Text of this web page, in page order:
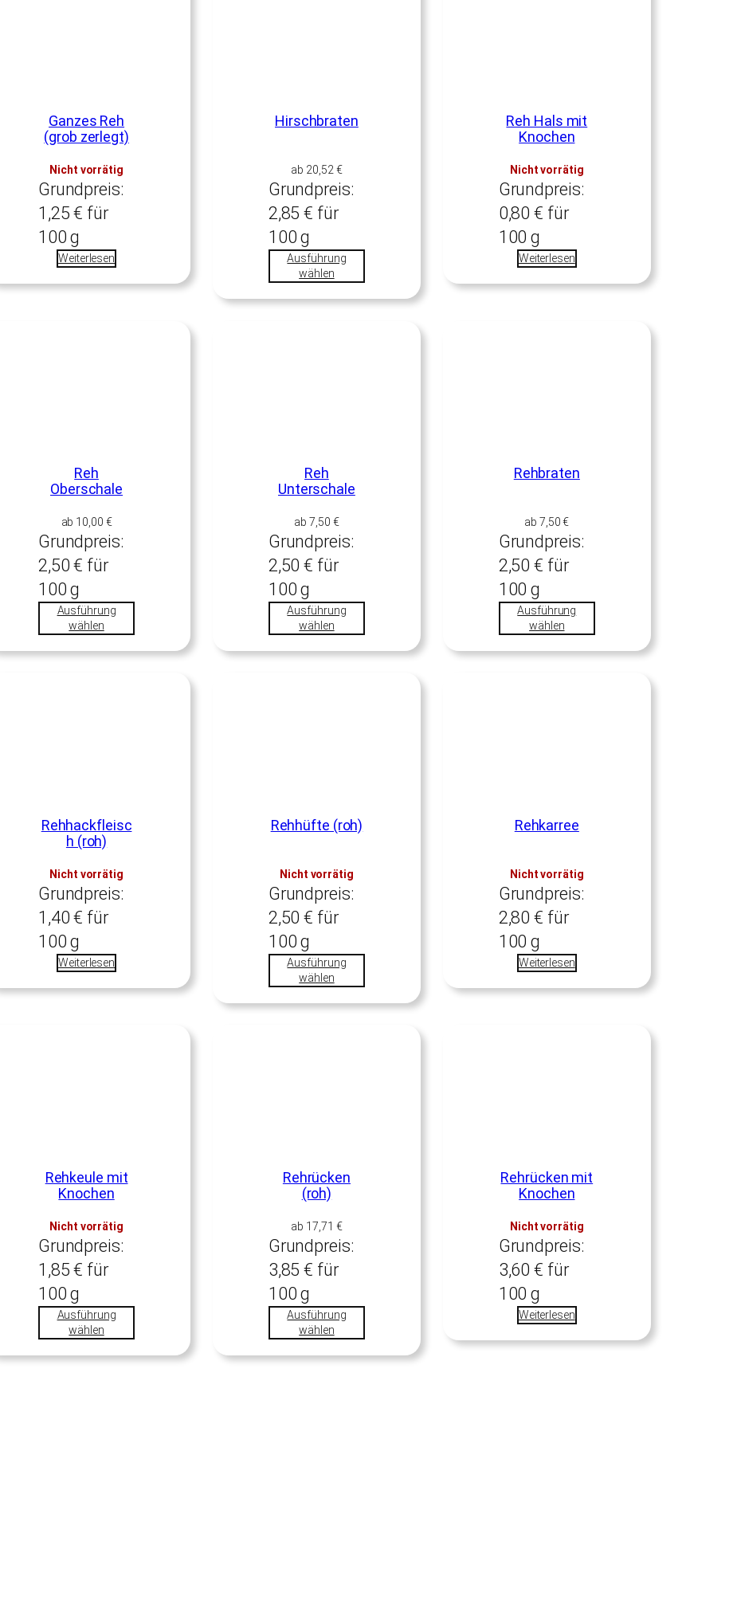
Ganzes Reh
(grob zerlegt)
Nicht vorrätig
Grundpreis:
1,25€ für
100 g
Weiterlesen
Hirschbraten
ab 20,52 €
Grundpreis:
2,85€ für
100 g
Ausführung
wählen
Reh Hals mit
Knochen
Nicht vorrätig
Grundpreis:
0,80€ für
100 g
Weiterlesen
Reh
Oberschale
ab 10,00 €
Grundpreis:
2,50€ für
100 g
Ausführung
wählen
Reh
Unterschale
ab7,50 €
Grundpreis:
2,50€ für
100 g
Ausführung
wählen
Rehbraten
ab 7,50€
Grundpreis:
2,50€ für
100 g
Ausführung
wählen
Rehhackfleisc
h (roh)
Nicht vorrätig
Grundpreis:
1,40€ für
100 g
Weiterlesen
Rehhüfte (roh)
Nicht vorrätig
Grundpreis:
2,50€ für
100 g
Ausführung
wählen
Rehkarree
Nicht vorrätig
Grundpreis:
2,80€ für
100 g
Weiterlesen
Rehkeule mit
Knochen
Nicht vorrätig
Grundpreis:
1,85€ für
100 g
Ausführung
wählen
Rehrücken
(roh)
ab 17,71 €
Grundpreis:
3,85€ für
100 g
Ausführung
wählen
Rehrücken mit
Knochen
Nicht vorrätig
Grundpreis:
3,60€ für
100 g
Weiterlesen